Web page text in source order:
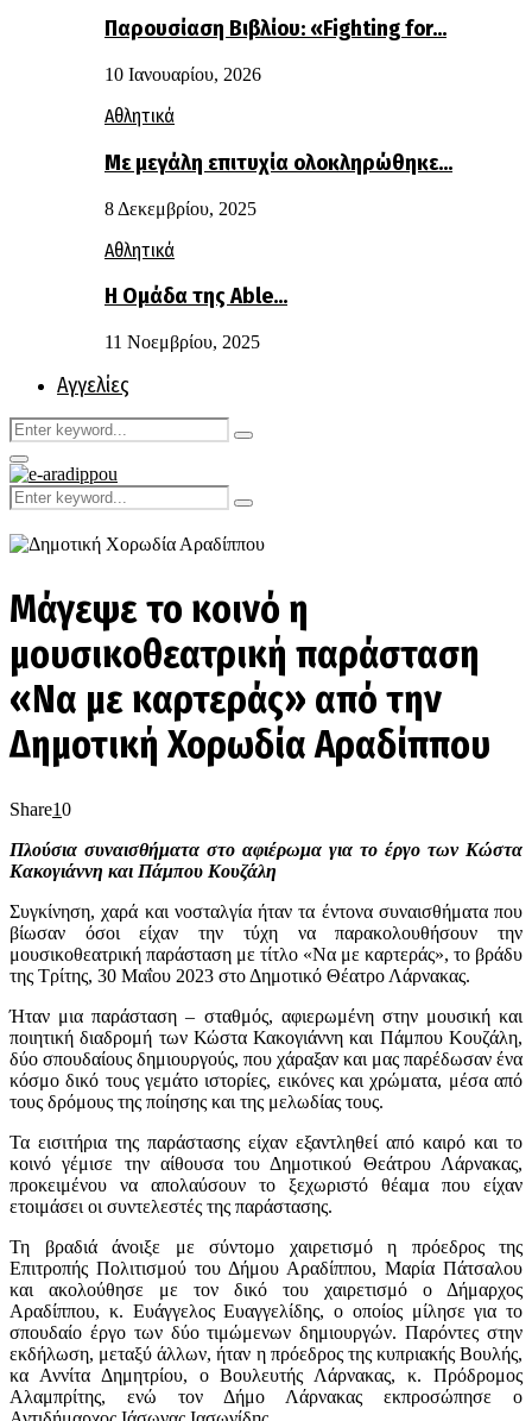
Παρουσίαση Βιβλίου: «Fighting for…
10 Ιανουαρίου, 2026
Αθλητικά
Με μεγάλη επιτυχία ολοκληρώθηκε…
8 Δεκεμβρίου, 2025
Αθλητικά
Η Ομάδα της Able…
11 Νοεμβρίου, 2025
Αγγελίες
Search
for:
Search
Primary
Menu
Search
for:
Search
Μάγεψε το κοινό η
μουσικοθεατρική παράσταση
«Να με καρτεράς» από την
Δημοτική Χορωδία Αραδίππου
Share10
Πλούσια συναισθήματα στο αφιέρωμα για το έργο των Κώστα
Κακογιάννη και Πάμπου Κουζάλη
Συγκίνηση, χαρά και νοσταλγία ήταν τα έντονα συναισθήματα που
βίωσαν όσοι είχαν την τύχη να παρακολουθήσουν την
μουσικοθεατρική παράσταση με τίτλο «Να με καρτεράς», το βράδυ
της Τρίτης, 30 Μαΐου 2023 στο Δημοτικό Θέατρο Λάρνακας.
Ήταν μια παράσταση – σταθμός, αφιερωμένη στην μουσική και
ποιητική διαδρομή των Κώστα Κακογιάννη και Πάμπου Κουζάλη,
δύο σπουδαίους δημιουργούς, που χάραξαν και μας παρέδωσαν ένα
κόσμο δικό τους γεμάτο ιστορίες, εικόνες και χρώματα, μέσα από
τους δρόμους της ποίησης και της μελωδίας τους.
Τα εισιτήρια της παράστασης είχαν εξαντληθεί από καιρό και το
κοινό γέμισε την αίθουσα του Δημοτικού Θεάτρου Λάρνακας,
προκειμένου να απολαύσουν το ξεχωριστό θέαμα που είχαν
ετοιμάσει οι συντελεστές της παράστασης.
Τη βραδιά άνοιξε με σύντομο χαιρετισμό η πρόεδρος της
Επιτροπής Πολιτισμού του Δήμου Αραδίππου, Μαρία Πάτσαλου
και ακολούθησε με τον δικό του χαιρετισμό ο Δήμαρχος
Αραδίππου, κ. Ευάγγελος Ευαγγελίδης, ο οποίος μίλησε για το
σπουδαίο έργο των δύο τιμώμενων δημιουργών. Παρόντες στην
εκδήλωση, μεταξύ άλλων, ήταν η πρόεδρος της κυπριακής Βουλής,
κα Αννίτα Δημητρίου, ο Βουλευτής Λάρνακας, κ. Πρόδρομος
Αλαμπρίτης, ενώ τον Δήμο Λάρνακας εκπροσώπησε ο